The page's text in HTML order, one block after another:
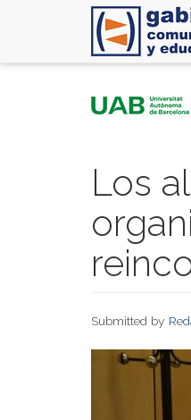
Los
Submitted by